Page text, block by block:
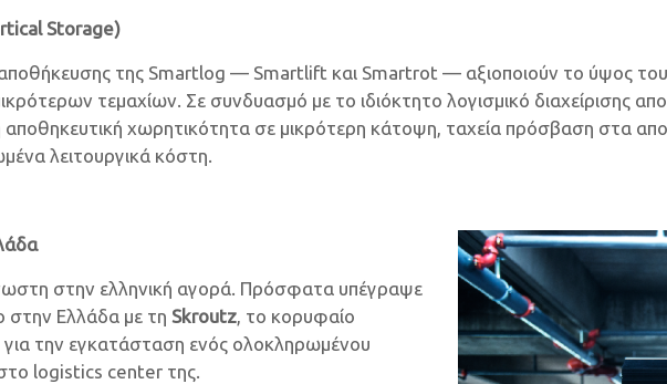
Storage)
της Smartlog — Smartlift και Smartrot — αξιοποιούν το ύψος
τεμαχίων. Σε συνδυασμό με το ιδιόκτητο λογισμικό διαχείρισης
χωρητικότητα σε μικρότερη κάτοψη, ταχεία πρόσβαση στα
λειτουργικά κόστη.
στην ελληνική αγορά. Πρόσφατα υπέγραψε
στην Ελλάδα με τη Skroutz, το κορυφαίο
την εγκατάσταση ενός ολοκληρωμένου
logistics center της.